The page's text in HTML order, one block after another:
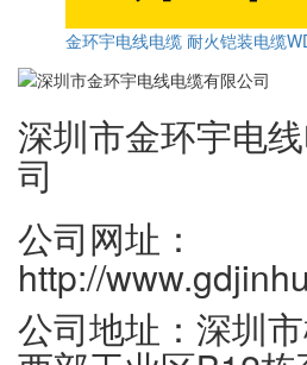
金环宇电线电缆 耐火铠装电缆
深圳市金环宇电
司
公司网址：
http://
公司地址：深圳